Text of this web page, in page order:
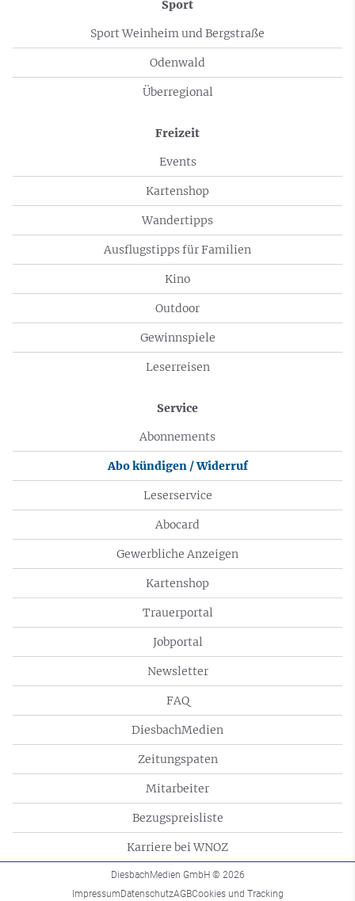
Sport
Sport Weinheim und Bergstraße
Odenwald
Überregional
Freizeit
Events
Kartenshop
Wandertipps
Ausflugstipps für Familien
Kino
Outdoor
Gewinnspiele
Leserreisen
Service
Abonnements
Abo kündigen / Widerruf
Leserservice
Abocard
Gewerbliche Anzeigen
Kartenshop
Trauerportal
Jobportal
Newsletter
FAQ
DiesbachMedien
Zeitungspaten
Mitarbeiter
Bezugspreisliste
Karriere bei WNOZ
DiesbachMedien GmbH © 2026
ImpressumDatenschutzAGBCookies und Tracking